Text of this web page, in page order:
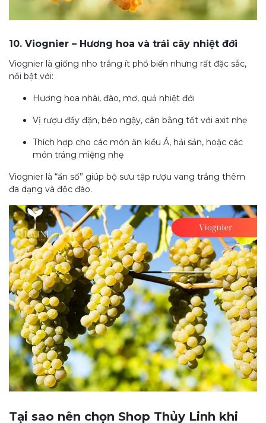
10. Viognier – Hương hoa và trái cây nhiệt đới
Viognier là giống nho trắng ít phổ biến nhưng rất đặc sắc,
nổi bật với:
Hương hoa nhài, đào, mơ, quả nhiệt đới
Vị rượu đầy đặn, béo ngậy, cân bằng tốt với axit nhẹ
Thích hợp cho các món ăn kiểu Á, hải sản, hoặc các
món tráng miệng nhẹ
Viognier là “ẩn số” giúp bộ sưu tập rượu vang trắng thêm
đa dạng và độc đáo.
Tại sao nên chọn Shop Thủy Linh khi